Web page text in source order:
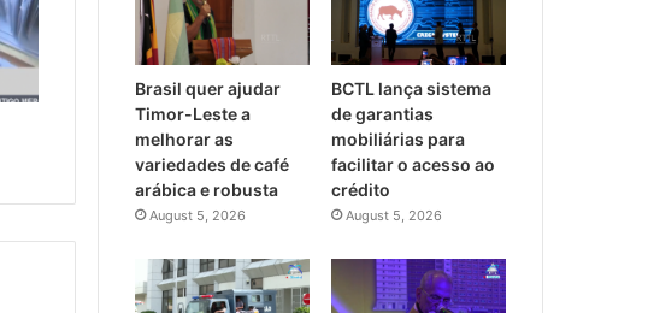
Brasil quer ajudar
Timor-Leste a
melhorar as
variedades de café
arábica e robusta
August 5, 2026
BCTL lança sistema
de garantias
mobiliárias para
facilitar o acesso ao
crédito
August 5, 2026